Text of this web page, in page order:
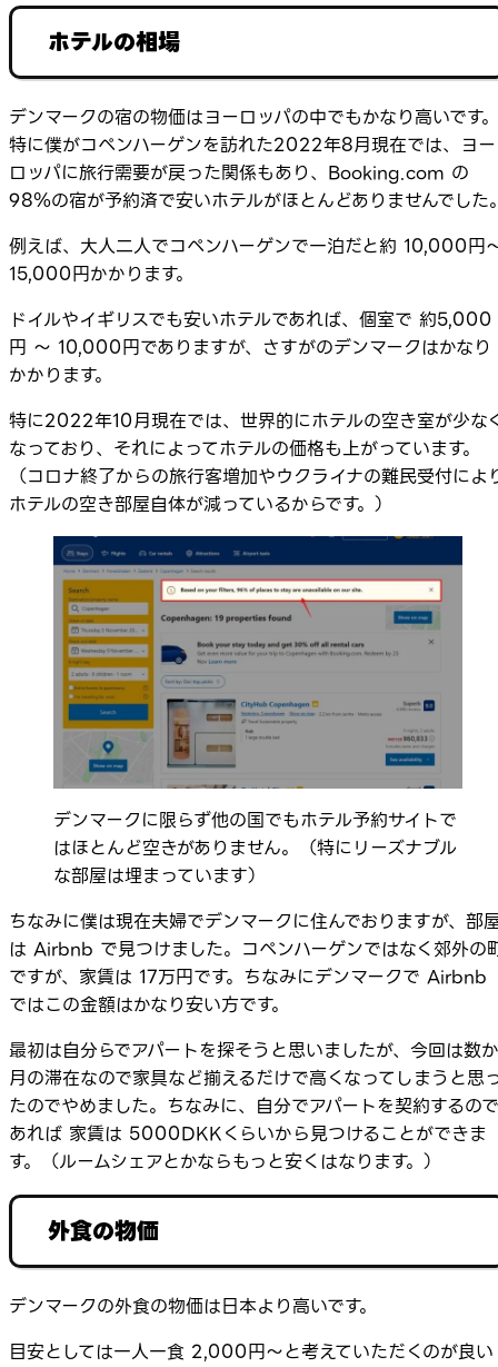
ホテルの相場
デンマークの宿の物価はヨーロッパの中でもかなり高いです。
特に僕がコペンハーゲンを訪れた2022年8月現在では、ヨー
ロッパに旅行需要が戻った関係もあり、Booking.com の
98％の宿が予約済で安いホテルがほとんどありませんでした
例えば、大人二人でコペンハーゲンで一泊だと約 10,000円
15,000円かかります。
ドイルやイギリスでも安いホテルであれば、個室で 約5,000
円 ～ 10,000円でありますが、さすがのデンマークはかなり
かかります。
特に2022年10月現在では、世界的にホテルの空き室が少な
なっており、それによってホテルの価格も上がっています。
（コロナ終了からの旅行客増加やウクライナの難民受付によ
ホテルの空き部屋自体が減っているからです。）
デンマークに限らず他の国でもホテル予約サイトで
はほとんど空きがありません。（特にリーズナブル
な部屋は埋まっています）
ちなみに僕は現在夫婦でデンマークに住んでおりますが、部
は Airbnb で見つけました。コペンハーゲンではなく郊外の
ですが、家賃は 17万円です。ちなみにデンマークで Airbnb
ではこの金額はかなり安い方です。
最初は自分らでアパートを探そうと思いましたが、今回は数か
月の滞在なので家具など揃えるだけで高くなってしまうと思
たのでやめました。ちなみに、自分でアパートを契約するので
あれば 家賃は 5000DKKくらいから見つけることができま
す。（ルームシェアとかならもっと安くはなります。）
外食の物価
デンマークの外食の物価は日本より高いです。
目安としては一人一食 2,000円～と考えていただくのが良い